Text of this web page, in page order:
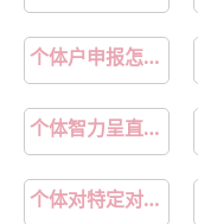
个体户申报怎么网上申报流程
个体智力呈直线式发展的年龄阶段是
个体对特定对象的总的评价和稳定性的反应倾向是